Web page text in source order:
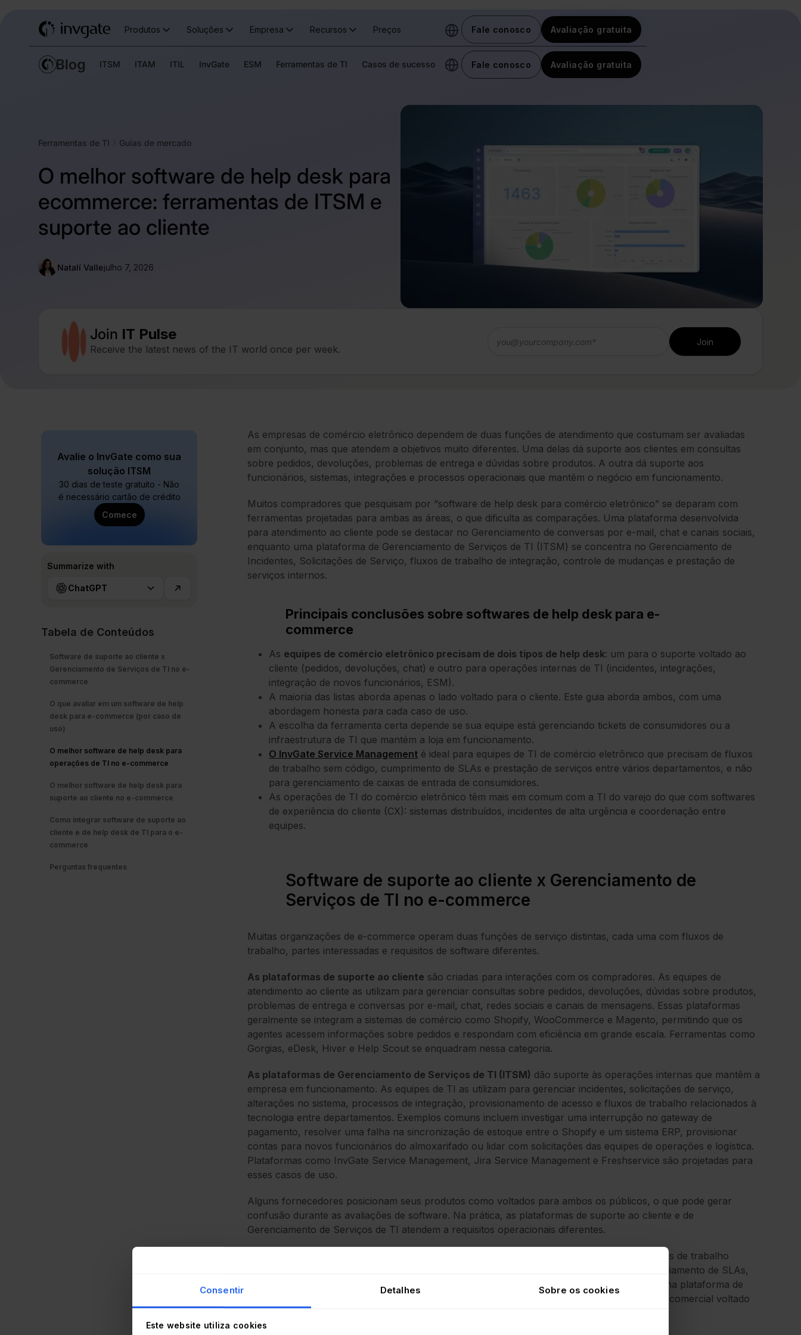
Consentir Detalhes Sobre os cookies
Este website utiliza cookies
Produtos Soluções Empresa Recursos Preços Fale conosco Avaliação gratuita
ITSM ITAM ITIL InvGate ESM Ferramentas de TI Casos de sucesso Fale conosco Avaliação gratuita
Ferramentas de TI Guias de mercado
O melhor software de help desk para
ecommerce: ferramentas de ITSM e
suporte ao cliente
Natalí Vallejulho 7, 2026
Join IT Pulse
Receive the latest news of the IT world once per week.
Avalie o InvGate como sua
solução ITSM
30 dias de teste gratuito - Não
é necessário cartão de crédito
Comece
Summarize with
ChatGPT
Tabela de Conteúdos
Software de suporte ao cliente x
Gerenciamento de Serviços de TI no e-
commerce
O que avaliar em um software de help
desk para e-commerce (por caso de
uso)
O melhor software de help desk para
operações de TI no e-commerce
O melhor software de help desk para
suporte ao cliente no e-commerce
Como integrar software de suporte ao
cliente e de help desk de TI para o e-
commerce
Perguntas frequentes
As empresas de comércio eletrônico dependem de duas funções de atendimento que costumam ser avaliadas
em conjunto, mas que atendem a objetivos muito diferentes. Uma delas dá suporte aos clientes em consultas
sobre pedidos, devoluções, problemas de entrega e dúvidas sobre produtos. A outra dá suporte aos
funcionários, sistemas, integrações e processos operacionais que mantêm o negócio em funcionamento.
Muitos compradores que pesquisam por “software de help desk para comércio eletrônico” se deparam com
ferramentas projetadas para ambas as áreas, o que dificulta as comparações. Uma plataforma desenvolvida
para atendimento ao cliente pode se destacar no Gerenciamento de conversas por e-mail, chat e canais sociais,
enquanto uma plataforma de Gerenciamento de Serviços de TI (ITSM) se concentra no Gerenciamento de
Incidentes, Solicitações de Serviço, fluxos de trabalho de integração, controle de mudanças e prestação de
serviços internos.
Principais conclusões sobre softwares de help desk para e-
commerce
As equipes de comércio eletrônico precisam de dois tipos de help desk: um para o suporte voltado ao
cliente (pedidos, devoluções, chat) e outro para operações internas de TI (incidentes, integrações,
integração de novos funcionários, ESM).
A maioria das listas aborda apenas o lado voltado para o cliente. Este guia aborda ambos, com uma
abordagem honesta para cada caso de uso.
A escolha da ferramenta certa depende se sua equipe está gerenciando tickets de consumidores ou a
infraestrutura de TI que mantém a loja em funcionamento.
O InvGate Service Management é ideal para equipes de TI de comércio eletrônico que precisam de fluxos
de trabalho sem código, cumprimento de SLAs e prestação de serviços entre vários departamentos, e não
para gerenciamento de caixas de entrada de consumidores.
As operações de TI do comércio eletrônico têm mais em comum com a TI do varejo do que com softwares
de experiência do cliente (CX): sistemas distribuídos, incidentes de alta urgência e coordenação entre
equipes.
Software de suporte ao cliente x Gerenciamento de
Serviços de TI no e-commerce
Muitas organizações de e-commerce operam duas funções de serviço distintas, cada uma com fluxos de
trabalho, partes interessadas e requisitos de software diferentes.
As plataformas de suporte ao cliente são criadas para interações com os compradores. As equipes de
atendimento ao cliente as utilizam para gerenciar consultas sobre pedidos, devoluções, dúvidas sobre produtos,
problemas de entrega e conversas por e-mail, chat, redes sociais e canais de mensagens. Essas plataformas
geralmente se integram a sistemas de comércio como Shopify, WooCommerce e Magento, permitindo que os
agentes acessem informações sobre pedidos e respondam com eficiência em grande escala. Ferramentas como
Gorgias, eDesk, Hiver e Help Scout se enquadram nessa categoria.
As plataformas de Gerenciamento de Serviços de TI (ITSM) dão suporte às operações internas que mantêm a
empresa em funcionamento. As equipes de TI as utilizam para gerenciar incidentes, solicitações de serviço,
alterações no sistema, processos de integração, provisionamento de acesso e fluxos de trabalho relacionados à
tecnologia entre departamentos. Exemplos comuns incluem investigar uma interrupção no gateway de
pagamento, resolver uma falha na sincronização de estoque entre o Shopify e um sistema ERP, provisionar
contas para novos funcionários do almoxarifado ou lidar com solicitações das equipes de operações e logística.
Plataformas como InvGate Service Management, Jira Service Management e Freshservice são projetadas para
esses casos de uso.
Alguns fornecedores posicionam seus produtos como voltados para ambos os públicos, o que pode gerar
confusão durante as avaliações de software. Na prática, as plataformas de suporte ao cliente e de
Gerenciamento de Serviços de TI atendem a requisitos operacionais diferentes.
Uma plataforma de suporte ao cliente pode se destacar em comunicações omnicanal e fluxos de trabalho
centrados em pedidos, mas carecer de recursos como Gerenciamento de Incidentes, Gerenciamento de SLAs,
controle de mudanças, Gestão de Ativos e automação de solicitações de serviço internas. Uma plataforma de
ITSM, por outro lado, é projetada para a prestação de serviços internos, em vez de suporte comercial voltado